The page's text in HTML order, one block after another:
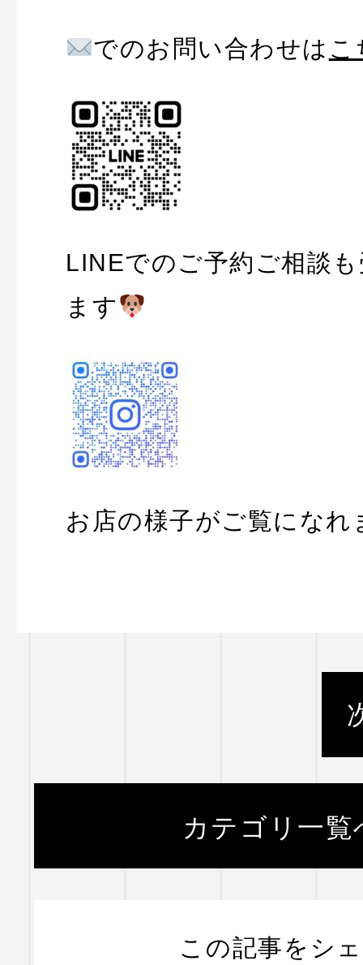
でのお問い合わせは こ
LINEでのご予約ご相談
ます
お店の様子がご覧になれ
カテゴリ一覧
この記事をシ